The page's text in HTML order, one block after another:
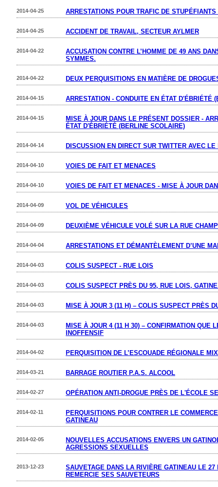
ARRESTATIONS POUR TRAFIC DE
2014-04-25
ACCIDENT DE TRAVAIL, SECTEUR AYLMER
2014-04-25
ACCUSATION CONTRE L’HOMME DE 49 ANS
SYMMES.
2014-04-22
DEUX PERQUISITIONS EN MATIÈRE DE
2014-04-22
ARRESTATION - CONDUITE EN ÉTAT D'ÉBRIÉTÉ
2014-04-15
MISE À JOUR DANS LE PRÉSENT DOSSIER -
ÉTAT D'ÉBRIÉTÉ (BERLINE SCOLAIRE)
2014-04-15
DISCUSSION EN DIRECT SUR TWITTER AVEC LE
2014-04-14
VOIES DE FAIT ET MENACES
2014-04-10
VOIES DE FAIT ET MENACES - MISE À JOUR
2014-04-10
VOL DE VÉHICULES
2014-04-09
DEUXIÈME VÉHICULE VOLÉ SUR LA RUE
2014-04-09
ARRESTATIONS ET DÉMANTÈLEMENT D’UNE
2014-04-04
COLIS SUSPECT - RUE LOIS
2014-04-03
COLIS SUSPECT PRÈS DU 95, RUE LOIS,
2014-04-03
MISE À JOUR 3 (11 H) – COLIS SUSPECT PRÈS
2014-04-03
MISE À JOUR 4 (11 H 30) – CONFIRMATION QUE
INOFFENSIF
2014-04-03
PERQUISITION DE L’ESCOUADE RÉGIONALE
2014-04-02
BARRAGE ROUTIER P.A.S. ALCOOL
2014-03-21
OPÉRATION ANTI-DROGUE PRÈS DE L'ÉCOLE
2014-02-27
PERQUISITIONS POUR CONTRER LE
GATINEAU
2014-02-11
NOUVELLES ACCUSATIONS ENVERS UN
AGRESSIONS SEXUELLES
2014-02-05
SAUVETAGE DANS LA RIVIÈRE GATINEAU LE
REMERCIE SES SAUVETEURS
2013-12-23